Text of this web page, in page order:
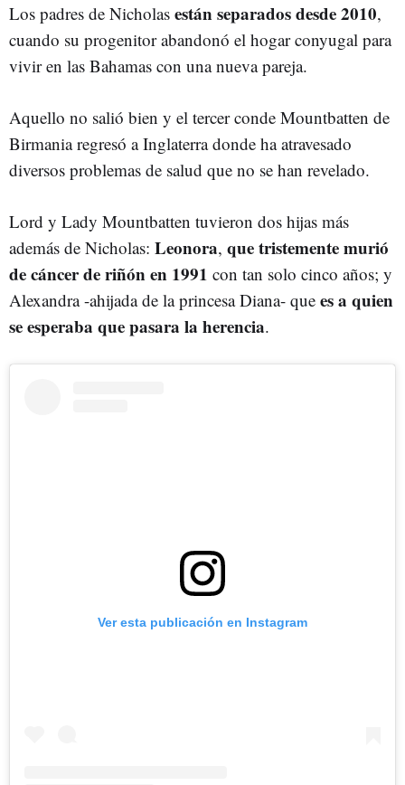
Los padres de Nicholas están separados desde 2010,
cuando su progenitor abandonó el hogar conyugal para
vivir en las Bahamas con una nueva pareja.
Aquello no salió bien y el tercer conde Mountbatten de
Birmania regresó a Inglaterra donde ha atravesado
diversos problemas de salud que no se han revelado.
Lord y Lady Mountbatten tuvieron dos hijas más
además de Nicholas: Leonora, que tristemente murió
de cáncer de riñón en 1991 con tan solo cinco años; y
Alexandra -ahijada de la princesa Diana- que es a quien
se esperaba que pasara la herencia.
Ver esta publicación en Instagram